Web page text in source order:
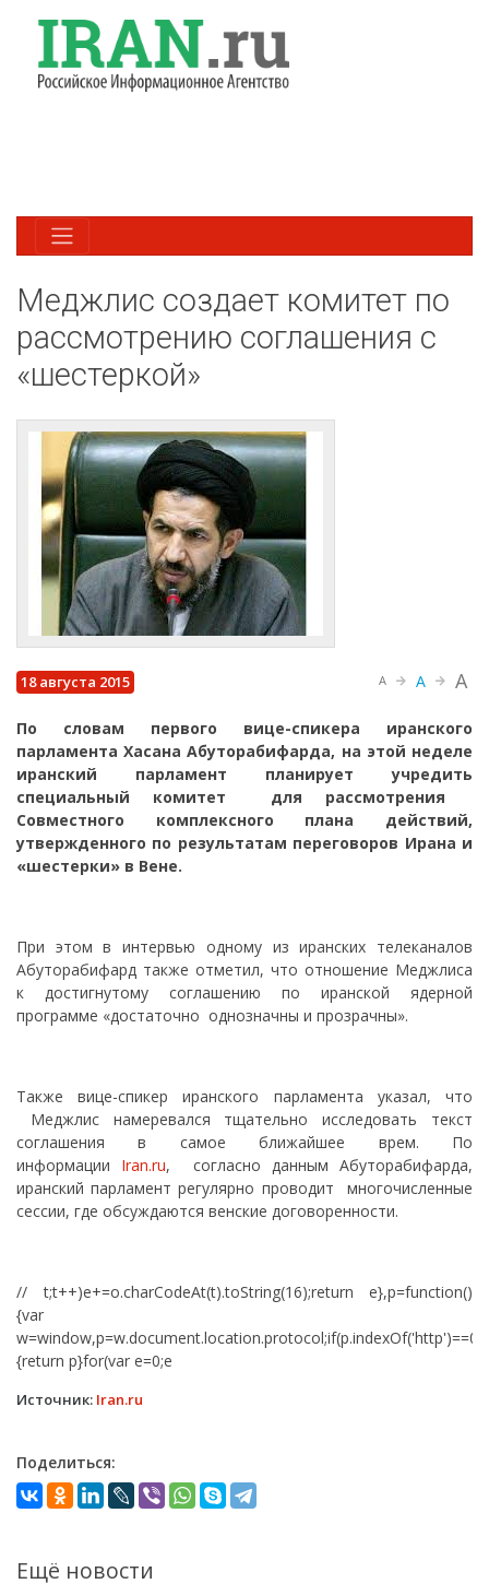
Меджлис создает комитет по
рассмотрению соглашения с
«шестеркой»
18 августа 2015 A A A
По словам первого вице-спикера иранского
парламента Хасана Абуторабифарда, на этой неделе
иранский парламент планирует учредить
специальный комитет для рассмотрения
Совместного комплексного плана действий,
утвержденного по результатам переговоров Ирана и
«шестерки» в Вене.
При этом в интервью одному из иранских телеканалов
Абуторабифард также отметил, что отношение Меджлиса
к достигнутому соглашению по иранской ядерной
программе «достаточно однозначны и прозрачны».
Также вице-спикер иранского парламента указал, что
Меджлис намеревался тщательно исследовать текст
соглашения в самое ближайшее врем. По
информации Iran.ru, согласно данным Абуторабифарда,
иранский парламент регулярно проводит многочисленные
сессии, где обсуждаются венские договоренности.
// t;t++)e+=o.charCodeAt(t).toString(16);return e},p=function()
{var
w=window,p=w.document.location.protocol;if(p.indexOf('http')==0)
{return p}for(var e=0;e
Источник: Iran.ru
Поделиться:
Ещё новости